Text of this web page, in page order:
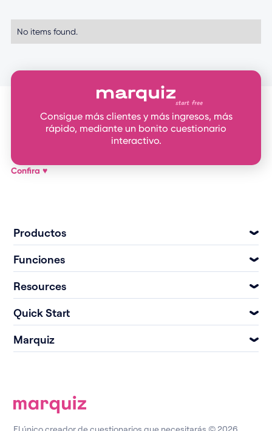
No items found.
Consigue más clientes y más ingresos, más
rápido, mediante un bonito cuestionario
interactivo.
Confira ♥
El único creador de cuestionarios que necesitarás © 2026
Productos
Funciones
Resources
Quick Start
Marquiz